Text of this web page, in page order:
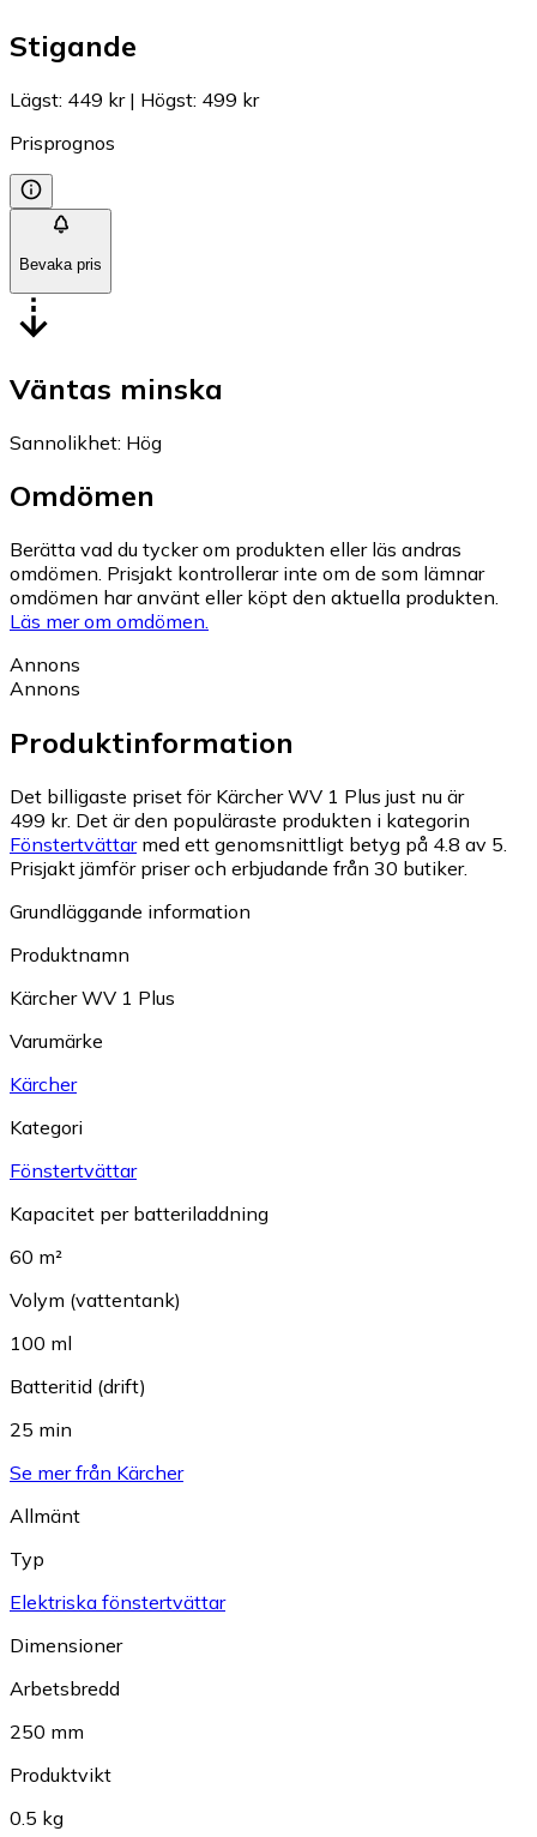
Stigande
Lägst: 449 kr| Högst: 499 kr
Prisprognos
Bevaka pris
Väntas minska
Sannolikhet: Hög
Omdömen
Berätta vad du tycker om produkten eller läs andras
omdömen. Prisjakt kontrollerar inte om de som lämnar
omdömen har använt eller köpt den aktuella produkten.
Läs mer om omdömen.
Annons
Annons
Produktinformation
Det billigaste priset för Kärcher WV 1 Plus just nu är
499 kr. Det är den populäraste produkten i kategorin
Fönstertvättarmed ett genomsnittligt betyg på 4.8 av 5.
Prisjakt jämför priser och erbjudande från 30 butiker.
Grundläggande information
Produktnamn
Kärcher WV 1 Plus
Varumärke
Kärcher
Kategori
Fönstertvättar
Kapacitet per batteriladdning
60 m²
Volym (vattentank)
100 ml
Batteritid (drift)
25 min
Se mer från Kärcher
Allmänt
Typ
Elektriska fönstertvättar
Dimensioner
Arbetsbredd
250 mm
Produktvikt
0.5 kg